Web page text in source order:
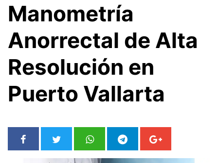
Manometría
Anorrectal de Alta
Resolución en
Puerto Vallarta